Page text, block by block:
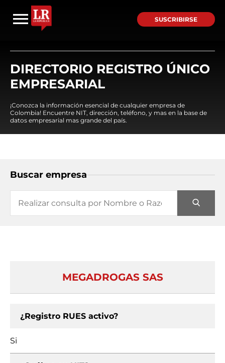
SUSCRIBIRSE
DIRECTORIO REGISTRO ÚNICO
EMPRESARIAL
¡Conozca la información esencial de cualquier empresa de
Colombia! Encuentre NIT, dirección, teléfono, y mas en la base de
datos empresarial mas grande del país.
Buscar empresa
MEGADROGAS SAS
¿Registro RUES activo?
Si